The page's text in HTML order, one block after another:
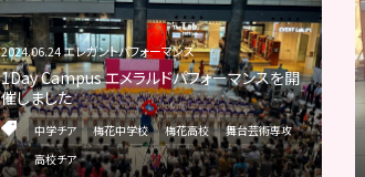
2024.06.24 エレガントパフォーマンス
1Day Campus エメラルドパフォーマンスを開
催しました
中学チア 梅花中学校 梅花高校
舞台芸術専攻
高校チア